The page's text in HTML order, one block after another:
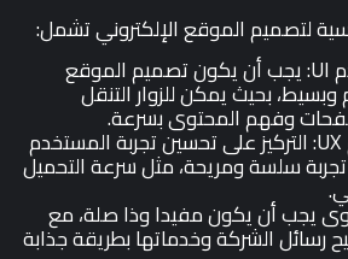
لتصميم الموقع الإلكتروني تشمل:
واجهة المستخدم UI: يجب أن يكون تصميم الموقع
بحيث يمكن للزوار التنقل
وفهم المحتوى بسرعة.
تجربة المستخدم UX: التركيز على تحسين تجربة المستخدم
سلسة ومريحة، مثل سرعة التحميل
يجب أن يكون مفيدا وذا صلة، مع
رسائل الشركة وخدماتها بطريقة جذابة